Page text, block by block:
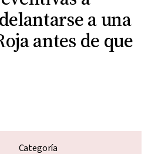
a una
antes de que
Categoría